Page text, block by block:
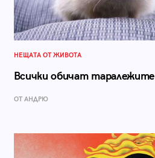
НЕЩАТА ОТ ЖИВОТА
Всички обичат таралежите
ОТ АНДРЮ